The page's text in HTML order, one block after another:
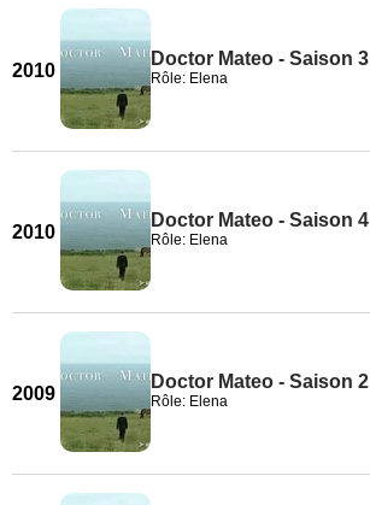
2010
Doctor Mateo - Saison 3
Rôle: Elena
2010
Doctor Mateo - Saison 4
Rôle: Elena
2009
Doctor Mateo - Saison 2
Rôle: Elena